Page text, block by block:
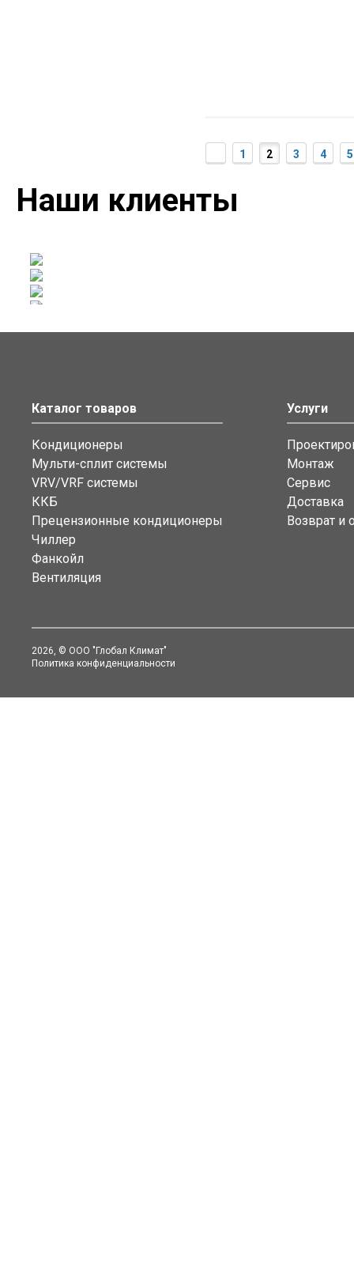
1 2 3 4 5
Наши клиенты
Каталог товаров
Кондиционеры
Мульти-сплит системы
VRV/VRF системы
ККБ
Прецензионные кондиционеры
Чиллер
Фанкойл
Вентиляция
Услуги
Монтаж
Сервис
Доставка
Возврат и
2026, © ООО "Глобал Климат"
Политика конфиденциальности